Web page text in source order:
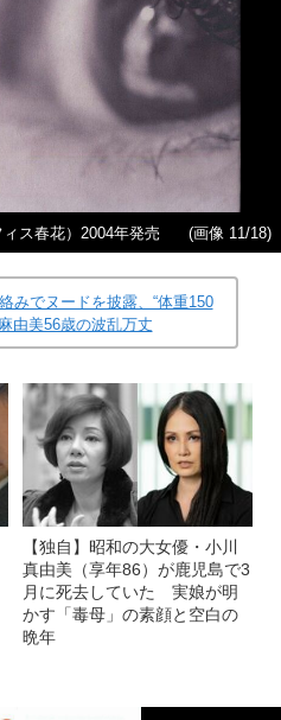
ス春花）2004年発売 (画像 11/18)
みでヌードを披露、“体重150
由美56歳の波乱万丈
【独自】昭和の大女優・小川
真由美（享年86）が鹿児島で3
月に死去していた 実娘が明
かす「毒母」の素顔と空白の
晩年